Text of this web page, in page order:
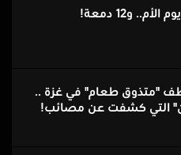
🎥 شاهد|| يوم الأم.. و12 دمعة!
"متذوق طعام" في غزة ..
التي كشفت عن مصائب!